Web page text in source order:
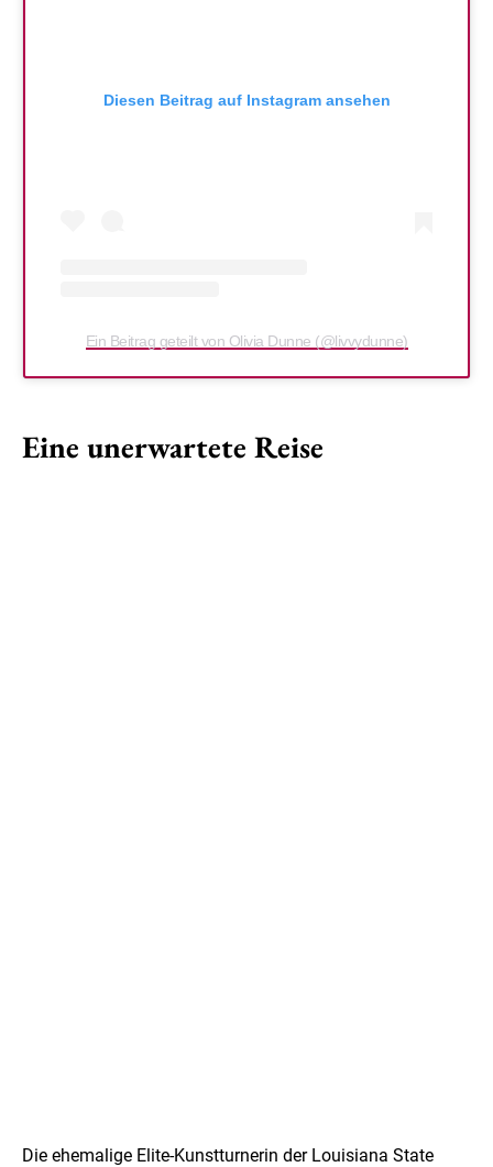
Diesen Beitrag auf Instagram ansehen
Ein Beitrag geteilt von Olivia Dunne (@livvydunne)
Eine unerwartete Reise
Die ehemalige Elite-Kunstturnerin der Louisiana State